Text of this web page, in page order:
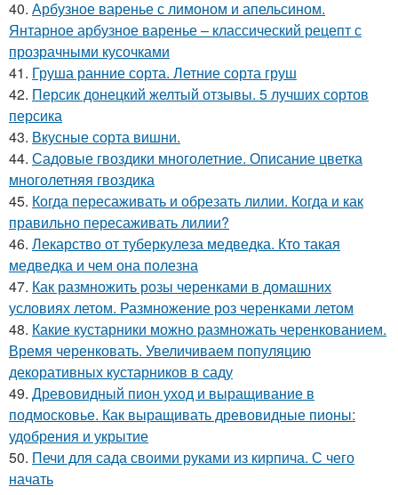
40. Арбузное варенье с лимоном и апельсином.
Янтарное арбузное варенье – классический рецепт с
прозрачными кусочками
41. Груша ранние сорта. Летние сорта груш
42. Персик донецкий желтый отзывы. 5 лучших сортов
персика
43. Вкусные сорта вишни.
44. Садовые гвоздики многолетние. Описание цветка
многолетняя гвоздика
45. Когда пересаживать и обрезать лилии. Когда и как
правильно пересаживать лилии?
46. Лекарство от туберкулеза медведка. Кто такая
медведка и чем она полезна
47. Как размножить розы черенками в домашних
условиях летом. Размножение роз черенками летом
48. Какие кустарники можно размножать черенкованием.
Время черенковать. Увеличиваем популяцию
декоративных кустарников в саду
49. Древовидный пион уход и выращивание в
подмосковье. Как выращивать древовидные пионы:
удобрения и укрытие
50. Печи для сада своими руками из кирпича. С чего
начать